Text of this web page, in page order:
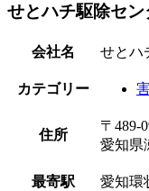
せとハチ駆除セ
会社名 せとハ
カテゴリー
住所
〒489-
愛知県
最寄駅 愛知環